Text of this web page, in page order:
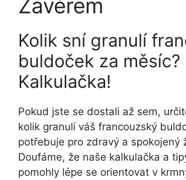
Závěrem
Kolik sní granulí
buldoček za měsíc?
Kalkulačka!
Pokud jste se dostali až sem,
kolik granulí váš francouzský
potřebuje pro zdravý a spokojený
Doufáme, že naše kalkulačka a
pomohly lépe se orientovat v